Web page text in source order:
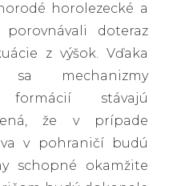
horolezecké a
doteraz
z výšok. Vďaka
sa mechanizmy
stávajú
že v prípade
v pohraničí budú
schopné okamžite